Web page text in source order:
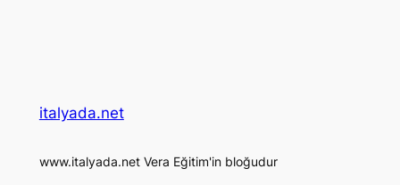
italyada.net
www.italyada.net Vera Eğitim'in bloğudur